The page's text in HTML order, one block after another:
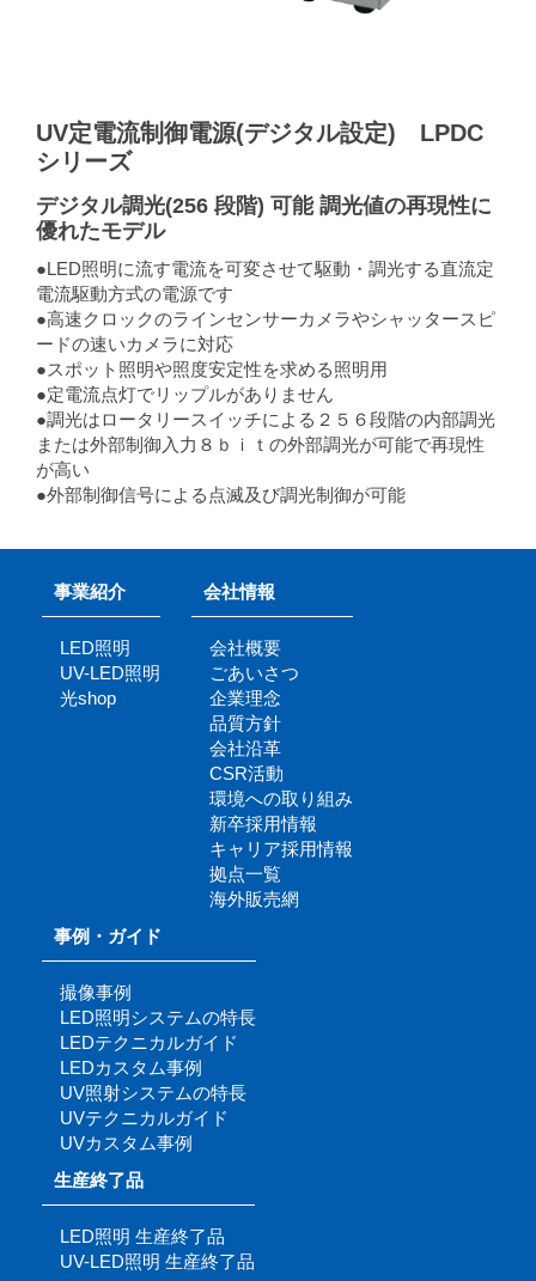
UV定電流制御電源(デジタル設定) LPDC
シリーズ
デジタル調光(256 段階) 可能 調光値の再現性に
優れたモデル
●LED照明に流す電流を可変させて駆動・調光する直流定
電流駆動方式の電源です
●高速クロックのラインセンサーカメラやシャッタースピ
ードの速いカメラに対応
●スポット照明や照度安定性を求める照明用
●定電流点灯でリップルがありません
●調光はロータリースイッチによる２５６段階の内部調光
または外部制御入力８ｂｉｔの外部調光が可能で再現性
が高い
●外部制御信号による点滅及び調光制御が可能
事業紹介
LED照明
UV-LED照明
光shop
会社情報
会社概要
ごあいさつ
企業理念
品質方針
会社沿革
CSR活動
環境への取り組み
新卒採用情報
キャリア採用情報
拠点一覧
海外販売網
事例・ガイド
撮像事例
LED照明システムの特長
LEDテクニカルガイド
LEDカスタム事例
UV照射システムの特長
UVテクニカルガイド
UVカスタム事例
生産終了品
LED照明 生産終了品
UV-LED照明 生産終了品